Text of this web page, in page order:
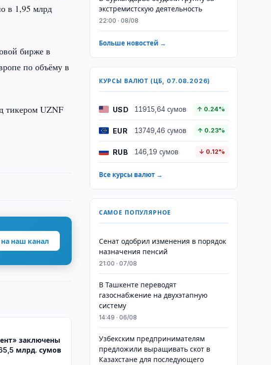
в 1,95 млрд
бирже в
по объёму в
тикером UZNF
наш канал
заключены
млрд. сумов
экстремистскую деятельность
22:00 · 08/08
Больше новостей →
КУРСЫ ВАЛЮТ (ЦБ, 07.08.2026)
USD 11915,64 сумов ↑ 0.24%
EUR 13749,46 сумов ↑ 0.23%
RUB 146,19 сумов ↓ 0.12%
Все курсы валют →
САМОЕ ПОПУЛЯРНОЕ
Сенат одобрил изменения в порядок
назначения пенсий
21:00 · 07/08
В Ташкенте переводят
газоснабжение на двухэтапную
систему
14:49 · 06/08
Узбекским предпринимателям
предложили выращивать скот в
Казахстане для последующего